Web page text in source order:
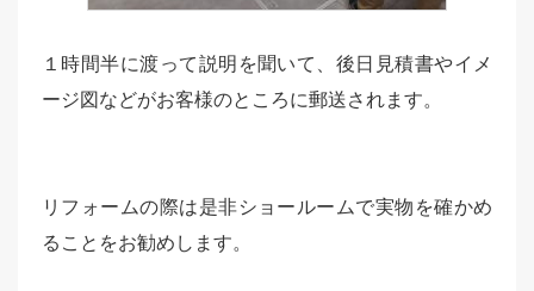
１時間半に渡って説明を聞いて、後日見積書やイメ
ージ図などがお客様のところに郵送されます。
リフォームの際は是非ショールームで実物を確かめ
ることをお勧めします。